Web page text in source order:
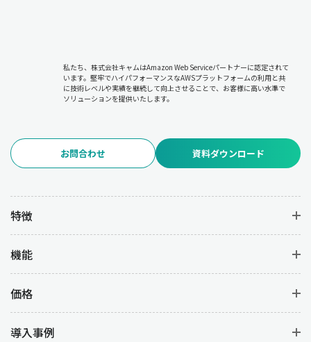
私たち、株式会社キャムはAmazon Web Serviceパートナーに認定されて
います。堅牢でハイパフォーマンスなAWSプラットフォームの利用と共
に技術レベルや実績を継続して向上させることで、お客様に高い水準で
ソリューションを提供いたします。
お問合わせ 資料ダウンロード
特徴
機能
価格
導入事例